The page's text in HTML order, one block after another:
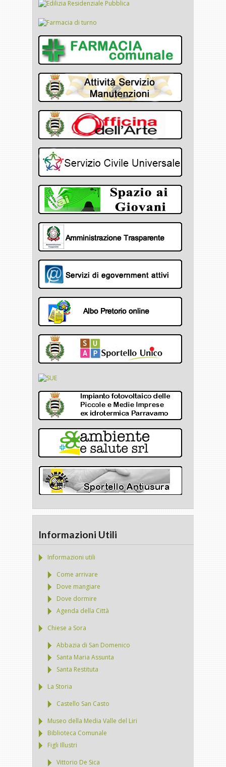
Informazioni Utili
Informazioni utili
Come arrivare
Dove mangiare
Dove dormire
Agenda della Città
Chiese a Sora
Abbazia di San Domenico
Santa Maria Assunta
Santa Restituta
La Storia
Castello San Casto
Museo della Media Valle del Liri
Biblioteca Comunale
Figli Illustri
Vittorio De Sica